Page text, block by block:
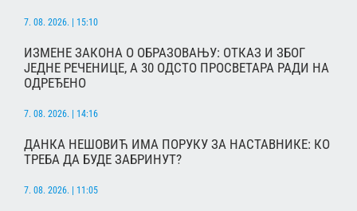
7. 08. 2026. | 15:10
ИЗМЕНЕ ЗАКОНА О ОБРАЗОВАЊУ: ОТКАЗ И ЗБОГ
ЈЕДНЕ РЕЧЕНИЦЕ, А 30 ОДСТО ПРОСВЕТАРА РАДИ НА
ОДРЕЂЕНО
7. 08. 2026. | 14:16
ДАНКА НЕШОВИЋ ИМА ПОРУКУ ЗА НАСТАВНИКЕ: КО
ТРЕБА ДА БУДЕ ЗАБРИНУТ?
7. 08. 2026. | 11:05